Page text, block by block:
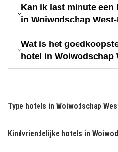
Kan ik last minute een
in Woiwodschap
Wat is het
hotel in Woiwodschap
Type hotels in Woiwodschap
Kindvriendelijke hotels in